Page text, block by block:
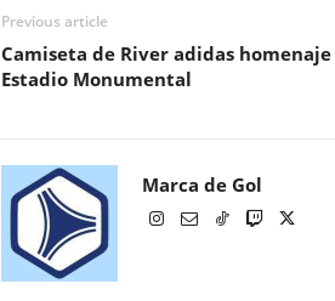
Previous article
Camiseta de River adidas homenaje
Estadio Monumental
Marca de Gol